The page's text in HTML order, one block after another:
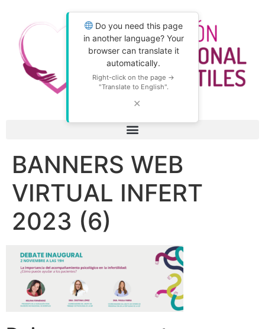
Do you need this page
in another language? Your
browser can translate it
automatically.
Right-click on the page →
"Translate to English".
✕
BANNERS WEB
VIRTUAL INFERT
2023 (6)